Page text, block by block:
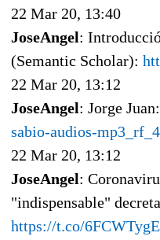
22 Mar 20, 13:40
JoseAngel:
(Semantic Scholar):
22 Mar 20, 13:12
JoseAngel: Jorge Juan:
sabio-audios-
22 Mar 20, 13:12
JoseAngel:
"indispensable"
https://t.co/